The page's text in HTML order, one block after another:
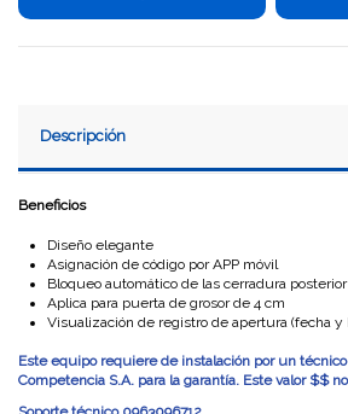
Descripción
Beneficios
Diseño elegante
Asignación de código por APP móvil
Bloqueo automático de las cerradura
Aplica para puerta de grosor de 4 cm
Visualización de registro de apertura (fecha y
Este equipo requiere de instalación por un
Competencia S.A. para la garantía. Este valor $$